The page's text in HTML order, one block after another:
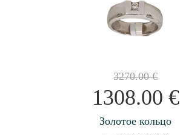
3270.00€
1308.00 €
Золотое кольцо